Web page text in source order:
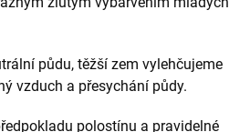
půdu, těžší zem vylehčujeme
vzduch a přesychání půdy.
polostínu a pravidelné